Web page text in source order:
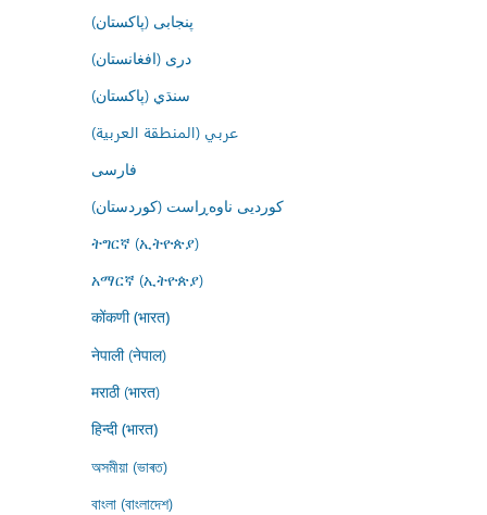
پنجابی (پاکستان)
درى (افغانستان)
سنڌي (پاکستان)
عربي (المنطقة العربية)
فارسى
کوردیی ناوەڕاست (کوردستان)
ትግርኛ (ኢትዮጵያ)
አማርኛ (ኢትዮጵያ)
कोंकणी (भारत)
नेपाली (नेपाल)
मराठी (भारत)
हिन्दी (भारत)
অসমীয়া (ভাৰত)
বাংলা (বাংলাদেশ)